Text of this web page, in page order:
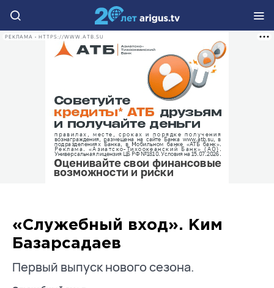
РЕКЛАМА • HTTPS://WWW.ATB.SU
«Служебный вход». Ким
Базарсадаев
Первый выпуск нового сезона.